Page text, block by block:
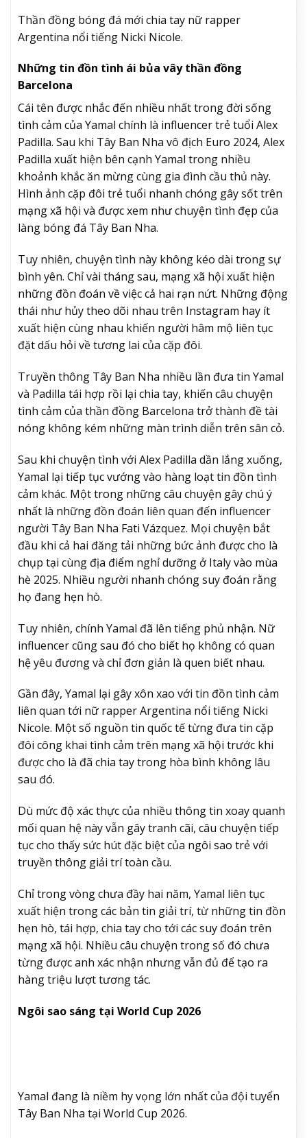
Thần đồng bóng đá mới chia tay nữ rapper
Argentina nổi tiếng Nicki Nicole.
Những tin đồn tình ái bủa vây thần đồng
Barcelona​
Cái tên được nhắc đến nhiều nhất trong đời sống
tình cảm của Yamal chính là influencer trẻ tuổi Alex
Padilla. Sau khi Tây Ban Nha vô địch Euro 2024, Alex
Padilla xuất hiện bên cạnh Yamal trong nhiều
khoảnh khắc ăn mừng cùng gia đình cầu thủ này.
Hình ảnh cặp đôi trẻ tuổi nhanh chóng gây sốt trên
mạng xã hội và được xem như chuyện tình đẹp của
làng bóng đá Tây Ban Nha.
Tuy nhiên, chuyện tình này không kéo dài trong sự
bình yên. Chỉ vài tháng sau, mạng xã hội xuất hiện
những đồn đoán về việc cả hai rạn nứt. Những động
thái như hủy theo dõi nhau trên Instagram hay ít
xuất hiện cùng nhau khiến người hâm mộ liên tục
đặt dấu hỏi về tương lai của cặp đôi.
Truyền thông Tây Ban Nha nhiều lần đưa tin Yamal
và Padilla tái hợp rồi lại chia tay, khiến câu chuyện
tình cảm của thần đồng Barcelona trở thành đề tài
nóng không kém những màn trình diễn trên sân cỏ.
Sau khi chuyện tình với Alex Padilla dần lắng xuống,
Yamal lại tiếp tục vướng vào hàng loạt tin đồn tình
cảm khác. Một trong những câu chuyện gây chú ý
nhất là những đồn đoán liên quan đến influencer
người Tây Ban Nha Fati Vázquez. Mọi chuyện bắt
đầu khi cả hai đăng tải những bức ảnh được cho là
chụp tại cùng địa điểm nghỉ dưỡng ở Italy vào mùa
hè 2025. Nhiều người nhanh chóng suy đoán rằng
họ đang hẹn hò.
Tuy nhiên, chính Yamal đã lên tiếng phủ nhận. Nữ
influencer cũng sau đó cho biết họ không có quan
hệ yêu đương và chỉ đơn giản là quen biết nhau.
Gần đây, Yamal lại gây xôn xao với tin đồn tình cảm
liên quan tới nữ rapper Argentina nổi tiếng Nicki
Nicole. Một số nguồn tin quốc tế từng đưa tin cặp
đôi công khai tình cảm trên mạng xã hội trước khi
được cho là đã chia tay trong hòa bình không lâu
sau đó.
Dù mức độ xác thực của nhiều thông tin xoay quanh
mối quan hệ này vẫn gây tranh cãi, câu chuyện tiếp
tục cho thấy sức hút đặc biệt của ngôi sao trẻ với
truyền thông giải trí toàn cầu.
Chỉ trong vòng chưa đầy hai năm, Yamal liên tục
xuất hiện trong các bản tin giải trí, từ những tin đồn
hẹn hò, tái hợp, chia tay cho tới các suy đoán trên
mạng xã hội. Nhiều câu chuyện trong số đó chưa
từng được anh xác nhận nhưng vẫn đủ để tạo ra
hàng triệu lượt tương tác.
Ngôi sao sáng tại World Cup 2026
Yamal đang là niềm hy vọng lớn nhất của đội tuyển
Tây Ban Nha tại World Cup 2026.